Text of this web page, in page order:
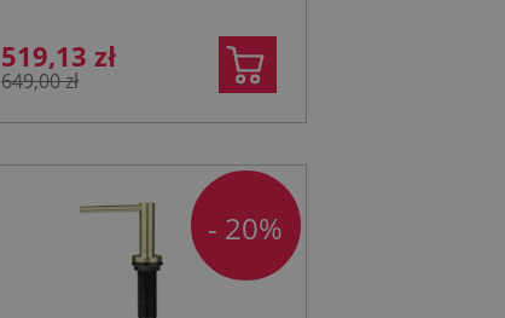
519,13 zł
649,00 zł
- 20%